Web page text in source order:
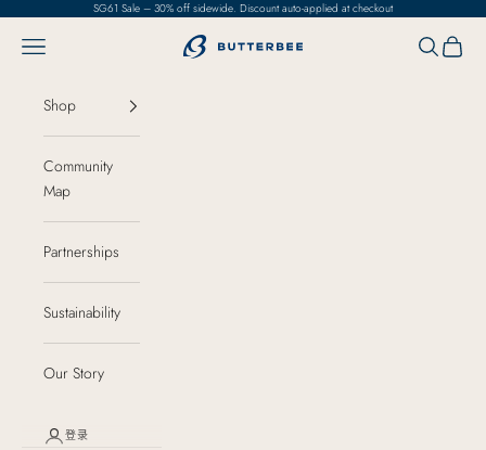
SG61 Sale – 30% off sidewide. Discount auto-applied at checkout
ButterBee
菜单 搜索购物车
Shop
Community
Map
Partnerships
Sustainability
Our Story
登录